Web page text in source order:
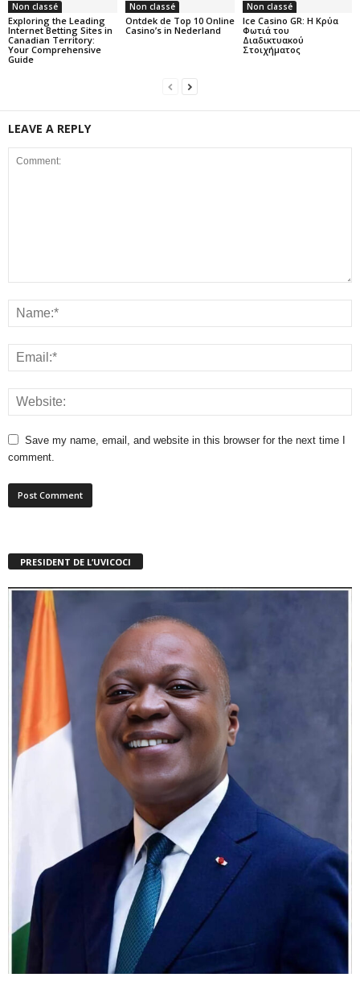
Non classé
Exploring the Leading
Internet Betting Sites in
Canadian Territory:
Your Comprehensive
Guide
Non classé
Ontdek de Top 10 Online
Casino’s in Nederland
Non classé
Ice Casino GR: Η Κρύα
Φωτιά του
Διαδικτυακού
Στοιχήματος
LEAVE A REPLY
Save my name, email, and website in this browser for the next time I
comment.
PRESIDENT DE L’UVICOCI